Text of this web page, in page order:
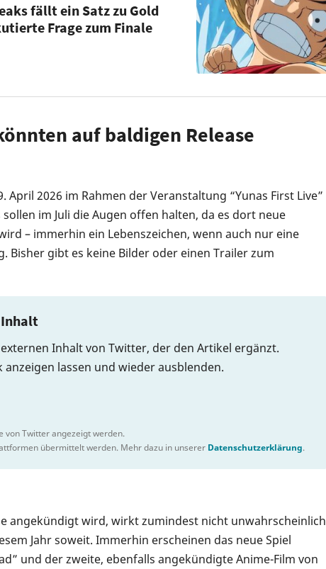
fällt ein Satz zu Gold
Frage zum Finale
auf baldigen Release
April 2026 im Rahmen der Veranstaltung “Yunas First Live”
im Juli die Augen offen halten, da es dort neue
– immerhin ein Lebenszeichen, wenn auch nur eine
Bisher gibt es keine Bilder oder einen Trailer zum
Inhalt von Twitter, der den Artikel ergänzt.
lassen und wieder ausblenden.
von Twitter angezeigt werden.
übermittelt werden. Mehr dazu in unserer Datenschutzerklärung.
angekündigt wird, wirkt zumindest nicht unwahrscheinlich
Jahr soweit. Immerhin erscheinen das neue Spiel
und der zweite, ebenfalls angekündigte Anime-Film von